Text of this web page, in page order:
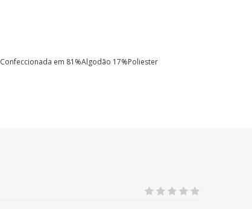
Confeccionada em 81%Algodão 17%Poliester